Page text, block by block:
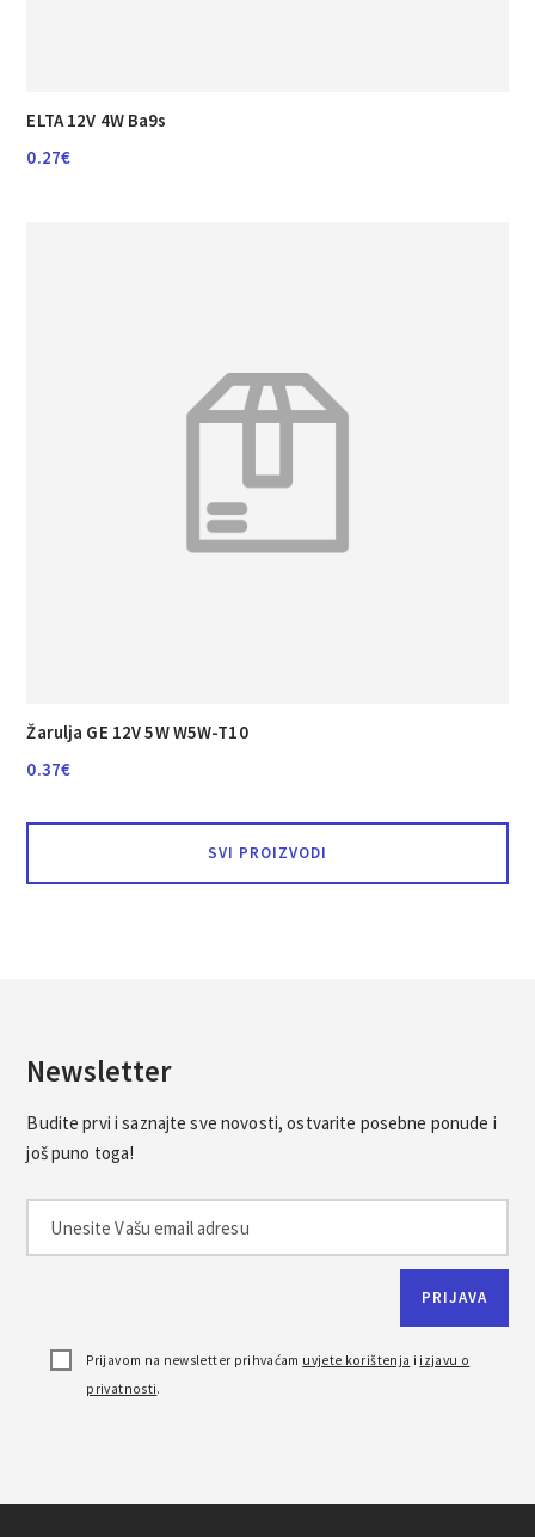
ELTA 12V 4W Ba9s
0.27€
Žarulja GE 12V 5W W5W-T10
0.37€
SVI PROIZVODI
Newsletter
Budite prvi i saznajte sve novosti, ostvarite posebne ponude i
još puno toga!
Prijavom na newsletter prihvaćam uvjete korištenja i izjavu o
privatnosti.